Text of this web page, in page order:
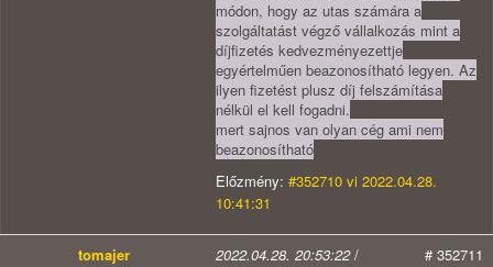
módon, hogy az utas számára a
szolgáltatást végző vállalkozás mint a
díjfizetés kedvezményezettje
egyértelműen beazonosítható legyen. Az
ilyen fizetést plusz díj felszámítása
nélkül el kell fogadni.
mert sajnos van olyan cég ami nem
beazonosítható
Előzmény: #352710 vi 2022.04.28.
10:41:31
tomajer 2022.04.28. 20:53:22/
# 352711